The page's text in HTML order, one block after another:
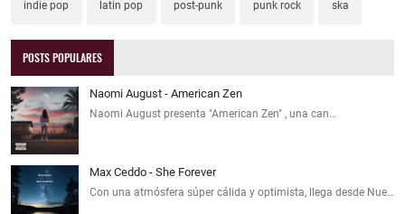
indie pop latin pop post-punk punk rock ska
POSTS POPULARES
Naomi August - American Zen
Naomi August presenta "American Zen" , una can…
Max Ceddo - She Forever
Con una atmósfera súper cálida y optimista, llega desde Nue…